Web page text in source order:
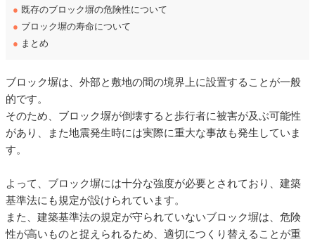
● 既存のブロック塀の危険性について
● ブロック塀の寿命について
● まとめ
ブロック塀は、外部と敷地の間の境界上に設置することが一般
的です。
そのため、ブロック塀が倒壊すると歩行者に被害が及ぶ可能性
があり、また地震発生時には実際に重大な事故も発生していま
す。
よって、ブロック塀には十分な強度が必要とされており、建築
基準法にも規定が設けられています。
また、建築基準法の規定が守られていないブロック塀は、危険
性が高いものと捉えられるため、適切につくり替えることが重